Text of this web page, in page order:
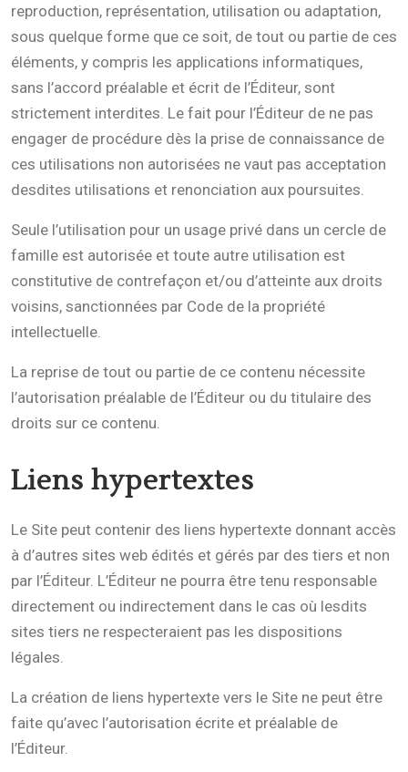
reproduction, représentation, utilisation ou adaptation,
sous quelque forme que ce soit, de tout ou partie de ces
éléments, y compris les applications informatiques,
sans l’accord préalable et écrit de l’Éditeur, sont
strictement interdites. Le fait pour l’Éditeur de ne pas
engager de procédure dès la prise de connaissance de
ces utilisations non autorisées ne vaut pas acceptation
desdites utilisations et renonciation aux poursuites.
Seule l’utilisation pour un usage privé dans un cercle de
famille est autorisée et toute autre utilisation est
constitutive de contrefaçon et/ou d’atteinte aux droits
voisins, sanctionnées par Code de la propriété
intellectuelle.
La reprise de tout ou partie de ce contenu nécessite
l’autorisation préalable de l’Éditeur ou du titulaire des
droits sur ce contenu.
Liens hypertextes
Le Site peut contenir des liens hypertexte donnant accès
à d’autres sites web édités et gérés par des tiers et non
par l’Éditeur. L’Éditeur ne pourra être tenu responsable
directement ou indirectement dans le cas où lesdits
sites tiers ne respecteraient pas les dispositions
légales.
La création de liens hypertexte vers le Site ne peut être
faite qu’avec l’autorisation écrite et préalable de
l’Éditeur.